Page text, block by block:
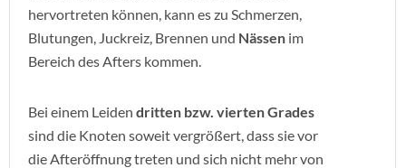
hervortreten können, kann es zu Schmerzen,
Blutungen, Juckreiz, Brennen und Nässen im
Bereich des Afters kommen.
Bei einem Leiden dritten bzw. vierten Grades
sind die Knoten soweit vergrößert, dass sie vor
die Afteröffnung treten und sich nicht mehr von